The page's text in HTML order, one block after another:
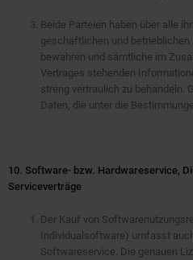
Beide Parteien haben über alle
geschäftlichen und
bewahren und sämtliche im
Vertrages stehenden
streng vertraulich zu behandeln.
Daten, die unter die
10. Software- bzw. Hardwareservice,
Serviceverträge
Der Kauf von
Individualsoftware) umfasst
Softwareservice. Die genauen